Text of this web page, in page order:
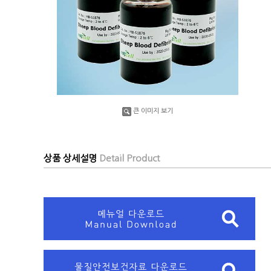
큰 이미지 보기
상품 상세설명 Detail Product